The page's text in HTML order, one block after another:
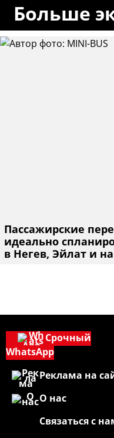
Больше
Пассажирские
идеально
в Негев, Эйлат и
Срочный
WhatsApp
Реклама на
О нас
Связаться с